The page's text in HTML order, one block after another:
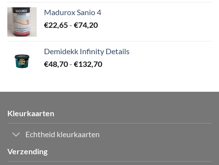
€92,40
Madurox Sanio 4
€22,65- €74,20Prijsklasse:
€74,20
Demidekk Infinity Details
€48,70- €132,70Prijsklasse:
€132,70
Kleurkaarten
Echtheid kleurkaarten
Verzending